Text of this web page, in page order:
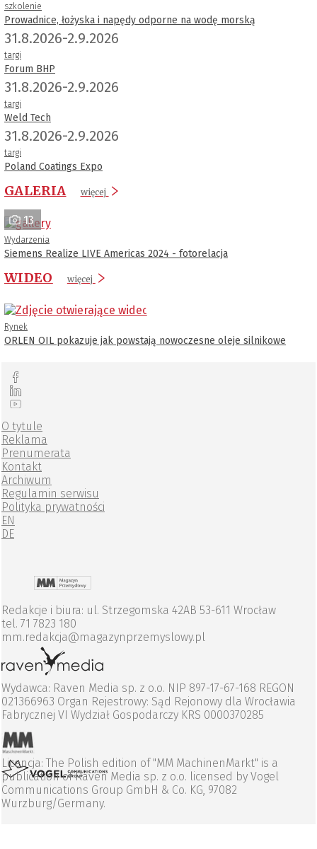
szkolenie
Prowadnice, łożyska i napędy odporne na wodę morską
31.8.2026-2.9.2026
targi
Forum BHP
31.8.2026-2.9.2026
targi
Weld Tech
31.8.2026-2.9.2026
targi
Poland Coatings Expo
GALERIA więcej
13
Wydarzenia
Siemens Realize LIVE Americas 2024 - fotorelacja
WIDEO więcej
Rynek
ORLEN OIL pokazuje jak powstają nowoczesne oleje silnikowe
O tytule
Reklama
Prenumerata
Kontakt
Archiwum
Regulamin serwisu
Polityka prywatności
EN
DE
Redakcje i biura: ul. Strzegomska 42AB 53-611 Wrocław
tel. 71 7823 180
mm.redakcja@magazynprzemyslowy.pl
Wydawca: Raven Media sp. z o.o. NIP 897-17-67-168 REGON
021366963 Organ Rejestrowy: Sąd Rejonowy dla Wrocławia
Fabrycznej VI Wydział Gospodarczy KRS 0000370285
Licencja: The Polish edition of "MM MachinenMarkt" is a
publication of Raven Media sp. z o.o. licensed by Vogel
Communications Group GmbH & Co. KG, 97082
Wurzburg/Germany.